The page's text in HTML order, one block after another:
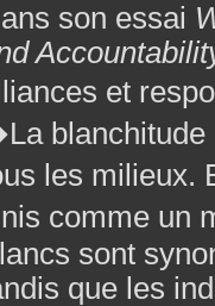
son essai
et
blanchitude
les
comme un
sont
que les